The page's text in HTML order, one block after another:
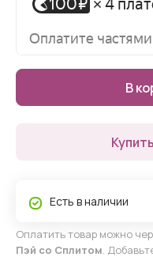
В
Есть в наличии
Оплатить товар можно
Пэй со Сплитом.